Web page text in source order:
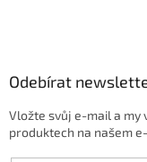
Odebírat
Vložte svůj e-mail a my
produktech na našem